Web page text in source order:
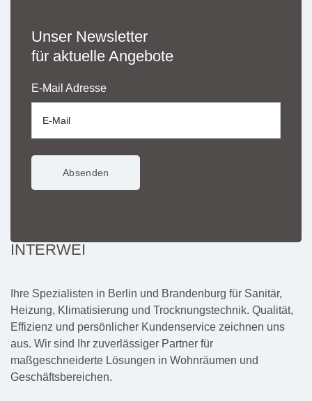
Unser Newsletter
für aktuelle Angebote
E-Mail Adresse
INTERWEI
Ihre Spezialisten in Berlin und Brandenburg für Sanitär,
Heizung, Klimatisierung und Trocknungstechnik. Qualität,
Effizienz und persönlicher Kundenservice zeichnen uns
aus. Wir sind Ihr zuverlässiger Partner für
maßgeschneiderte Lösungen in Wohnräumen und
Geschäftsbereichen.